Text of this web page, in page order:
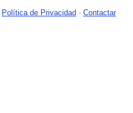
Política de Privacidad - Contactar